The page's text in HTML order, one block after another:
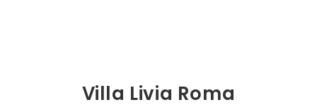
Villa Livia Roma